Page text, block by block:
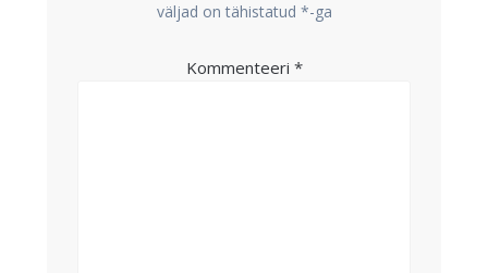
väljad on tähistatud *-ga
Kommenteeri *